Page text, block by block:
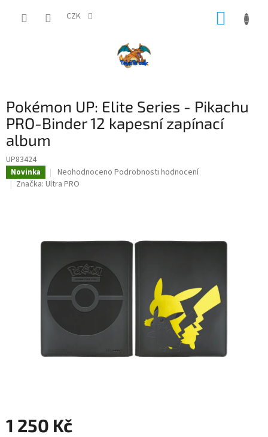
CZK
Pokémon UP: Elite Series - Pikachu
PRO-Binder 12 kapesní zapínací
album
UP83424
Novinka
Průměrné
hodnocení
5
Neohodnoceno Podrobnosti hodnocení
Značka: Ultra PRO
1 250 Kč